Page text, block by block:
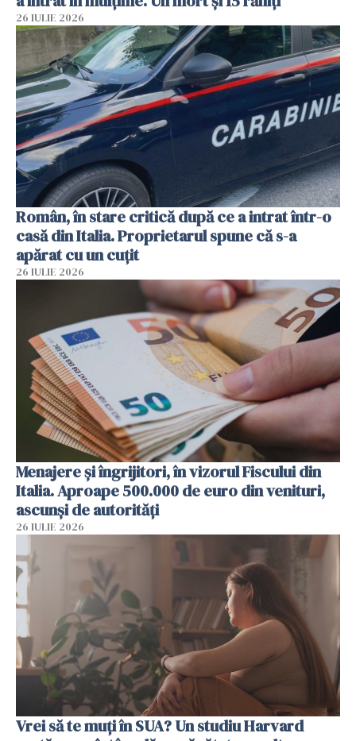
26 IULIE 2026
Român, în stare critică după ce a intrat într-o
casă din Italia. Proprietarul spune că s-a
apărat cu un cuțit
26 IULIE 2026
Menajere și îngrijitori, în vizorul Fiscului din
Italia. Aproape 500.000 de euro din venituri,
ascunși de autorități
26 IULIE 2026
Vrei să te muți în SUA? Un studiu Harvard